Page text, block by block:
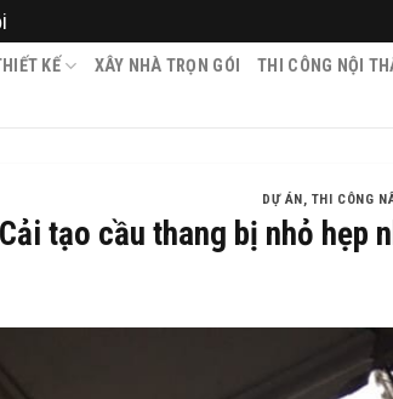
KẾ XÂY NHÀ TRỌN GÓI THI CÔNG NỘI
DỰ ÁN, THI CÔNG
Cải tạo cầu thang bị nhỏ hẹp